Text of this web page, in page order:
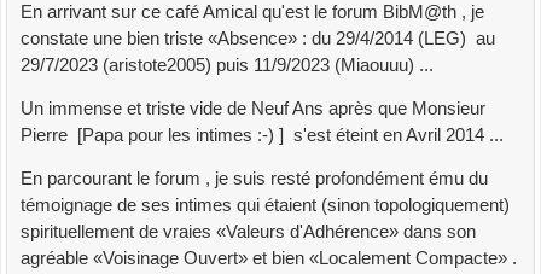
En arrivant sur ce café Amical qu'est le forum BibM@th , je
constate une bien triste «Absence» : du 29/4/2014 (LEG) au
29/7/2023 (aristote2005) puis 11/9/2023 (Miaouuu) ...
Un immense et triste vide de Neuf Ans après que Monsieur
Pierre [Papa pour les intimes :-) ] s'est éteint en Avril 2014 ...
En parcourant le forum , je suis resté profondément ému du
témoignage de ses intimes qui étaient (sinon topologiquement)
spirituellement de vraies «Valeurs d'Adhérence» dans son
agréable «Voisinage Ouvert» et bien «Localement Compacte» .